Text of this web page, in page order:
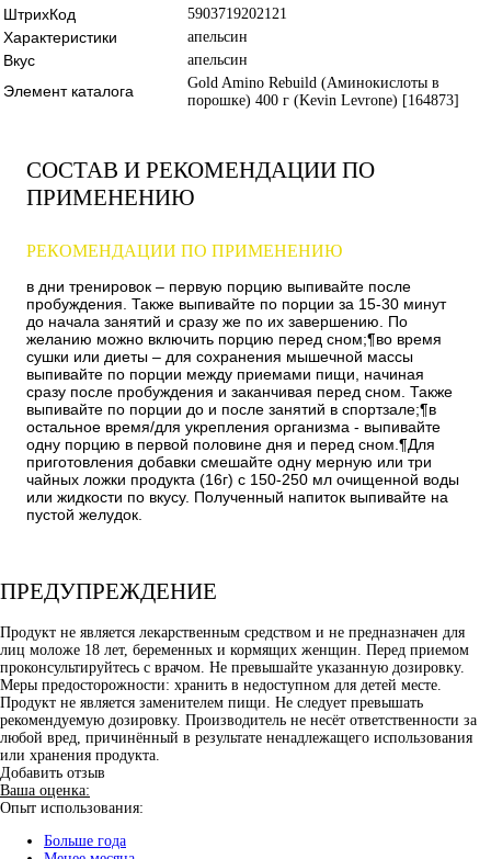
ШтрихКод 5903719202121
Характеристики апельсин
Вкус апельсин
Элемент каталога
Gold Amino Rebuild (Аминокислоты в
порошке) 400 г (Kevin Levrone) [164873]
СОСТАВ И РЕКОМЕНДАЦИИ ПО
ПРИМЕНЕНИЮ
РЕКОМЕНДАЦИИ ПО ПРИМЕНЕНИЮ
в дни тренировок – первую порцию выпивайте после
пробуждения. Также выпивайте по порции за 15-30 минут
до начала занятий и сразу же по их завершению. По
желанию можно включить порцию перед сном;¶во время
сушки или диеты – для сохранения мышечной массы
выпивайте по порции между приемами пищи, начиная
сразу после пробуждения и заканчивая перед сном. Также
выпивайте по порции до и после занятий в спортзале;¶в
остальное время/для укрепления организма - выпивайте
одну порцию в первой половине дня и перед сном.¶Для
приготовления добавки смешайте одну мерную или три
чайных ложки продукта (16г) с 150-250 мл очищенной воды
или жидкости по вкусу. Полученный напиток выпивайте на
пустой желудок.
ПРЕДУПРЕЖДЕНИЕ
Продукт не является лекарственным средством и не предназначен для
лиц моложе 18 лет, беременных и кормящих женщин. Перед приемом
проконсультируйтесь с врачом. Не превышайте указанную дозировку.
Меры предосторожности: хранить в недоступном для детей месте.
Продукт не является заменителем пищи. Не следует превышать
рекомендуемую дозировку. Производитель не несёт ответственности за
любой вред, причинённый в результате ненадлежащего использования
или хранения продукта.
Добавить отзыв
Ваша оценка:
Опыт использования:
Больше года